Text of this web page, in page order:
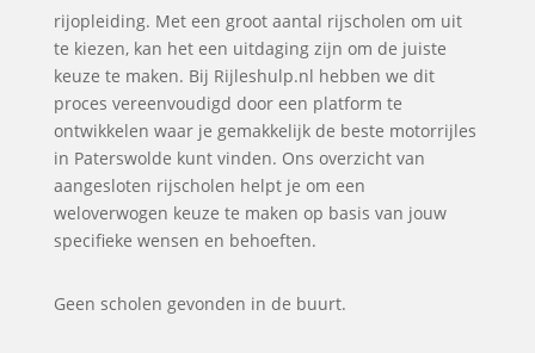
rijopleiding. Met een groot aantal rijscholen om uit
te kiezen, kan het een uitdaging zijn om de juiste
keuze te maken. Bij Rijleshulp.nl hebben we dit
proces vereenvoudigd door een platform te
ontwikkelen waar je gemakkelijk de beste motorrijles
in Paterswolde kunt vinden. Ons overzicht van
aangesloten rijscholen helpt je om een
weloverwogen keuze te maken op basis van jouw
specifieke wensen en behoeften.
Geen scholen gevonden in de buurt.